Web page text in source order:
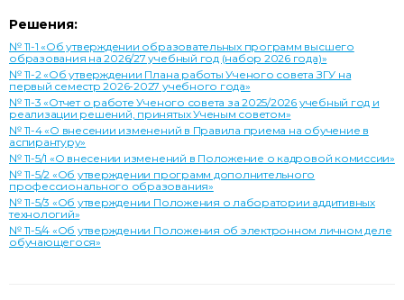
Решения:
№ 11-1 «Об утверждении образовательных программ высшего
образования на 2026/27 учебный год (набор 2026 года)»
№ 11-2 «Об утверждении Плана работы Ученого совета ЗГУ на
первый семестр 2026-2027 учебного года»
№ 11-3 «Отчет о работе Ученого совета за 2025/2026 учебный год и
реализации решений, принятых Ученым советом»
№ 11-4 «О внесении изменений в Правила приема на обучение в
аспирантуру»
№ 11-5/1 «О внесении изменений в Положение о кадровой комиссии»
№ 11-5/2 «Об утверждении программ дополнительного
профессионального образования»
№ 11-5/3 «Об утверждении Положения о лаборатории аддитивных
технологий»
№ 11-5/4 «Об утверждении Положения об электронном личном деле
обучающегося»